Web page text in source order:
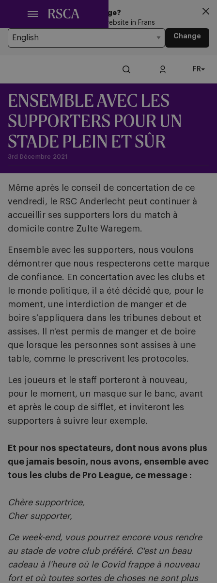
contenu
principal
Looking for another Language?
You’re currently browsing the website in Frans
Change
FR
ENSEMBLE AVEC LES
SUPPORTERS POUR UN
STADE PLEIN ET SÛR
3rd Décembre 2021
Même après le conseil de concertation de ce
vendredi, le RSC Anderlecht peut continuer à
accueillir ses supporters lors du match à
domicile contre Zulte Waregem.
Ensemble avec les supporters, nous voulons
démontrer que nous respecterons cette marque
de confiance. En concertation avec les clubs et
le monde politique, il a été décidé que, pour le
moment, une interdiction de manger et de
boire s’appliquera dans les tribunes debout et
assises. Il n'est permis de manger et de boire
que lorsque les personnes sont assises à une
table, comme le prescrivent les protocoles.
Les joueurs et le staff porteront à nouveau,
pour le moment, un masque sur le banc, avant
et après le coup de sifflet, et inviteront les
supporters à suivre leur exemple.
Et pour nos spectateurs, dont nous avons plus
que jamais besoin, nous avons, ensemble avec
tous les clubs de Pro League, ce message :
Chère supportrice,
Cher supporter,
Ce week-end, vous pourrez encore vous rendre
au stade de votre club préféré. C'est un beau
cadeau à l'heure où le Covid frappe à nouveau
fort et où toutes sortes de choses ne sont plus